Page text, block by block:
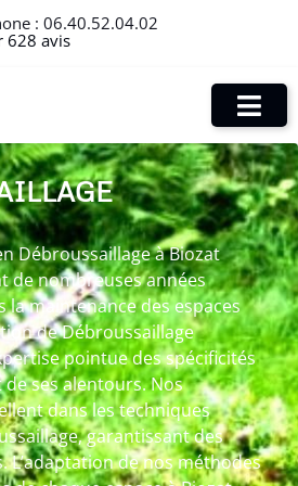
: 06.40.52.04.02
628 avis
Débroussaillage à Biozat
de nombreuses années
la maintenance des espaces
de Débroussaillage
pointue des spécificités
ses alentours. Nos
dans les techniques
garantissant des
L’adaptation de nos méthodes